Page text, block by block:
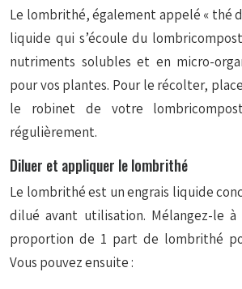
Le lombrithé, également appelé « thé
liquide qui s’écoule du
nutriments solubles et en micro-
pour vos plantes. Pour le récolter,
le robinet de votre
régulièrement.
Diluer et appliquer le lombrithé
Le lombrithé est un engrais liquide
dilué avant utilisation. Mélangez-le à
proportion de 1 part de lombrithé
Vous pouvez ensuite :